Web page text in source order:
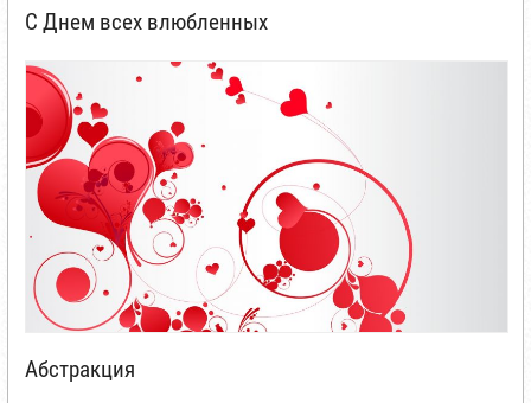
С Днем всех влюбленных
Абстракция